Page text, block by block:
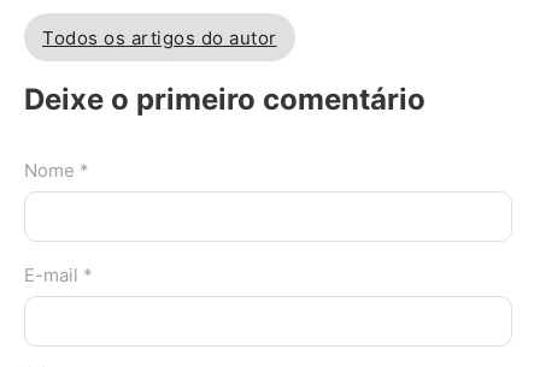
Todos os artigos do autor
Deixe o primeiro comentário
Nome *
E-mail *